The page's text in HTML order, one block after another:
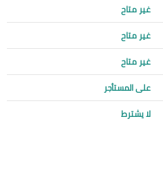
غير متاح
غير متاح
غير متاح
على المستأجر
لا يشترط